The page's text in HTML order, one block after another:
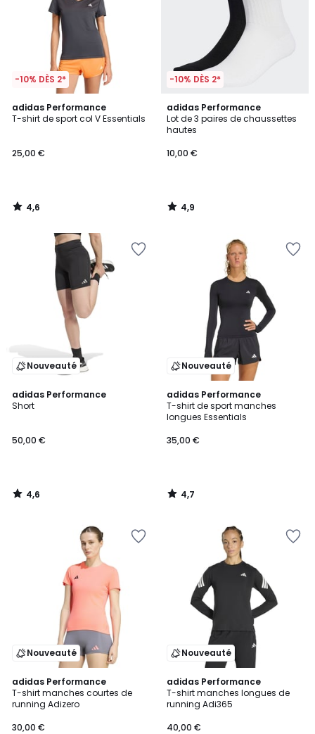
-10% DÈS 2*
adidas Performance
T-shirt de sport col V Essentials
25,00 €
4,6
/ 5
4,6
/
-10% DÈS 2*
adidas Performance
Lot de 3 paires de chaussettes
hautes
10,00 €
4,9
/ 5
4,9
/
Nouveauté
adidas Performance
Short
50,00 €
4,6
/ 5
4,6
/
Nouveauté
adidas Performance
T-shirt de sport manches
longues Essentials
35,00 €
4,7
/ 5
4,7
/
Nouveauté
adidas Performance
T-shirt manches courtes de
running Adizero
30,00 €
4,9
/ 5
Nouveauté
adidas Performance
T-shirt manches longues de
running Adi365
40,00 €
4,8
/ 5